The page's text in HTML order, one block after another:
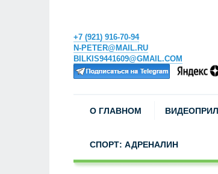
+7 (921) 916-70-94
N-PETER@MAIL.RU
BILKIS9441609@GMAIL.COM
О ГЛАВНОМ
СПОРТ: АДРЕНАЛИН